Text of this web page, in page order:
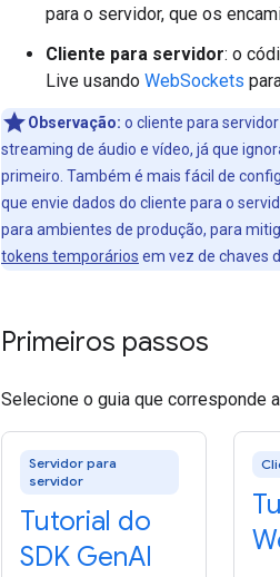
para o servidor, que os
Cliente para servidor: o
Live usando WebSockets
Observação: o cliente para
streaming de áudio e vídeo, já que
primeiro. Também é mais fácil de
que envie dados do cliente para o
para ambientes de produção, para
tokens temporários em vez de chaves
Primeiros passos
Selecione o guia que corresponde
Servidor para
servidor
Tutorial do
SDK GenAI